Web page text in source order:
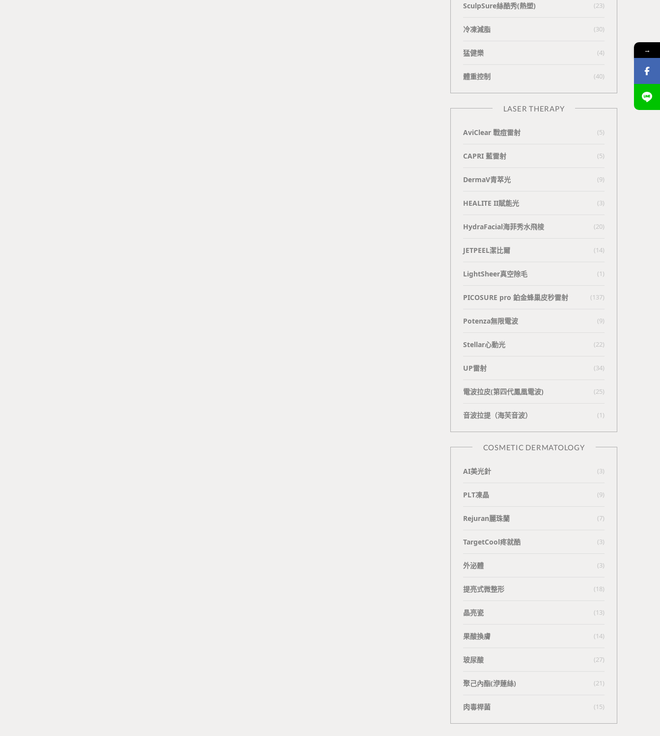
SculpSure絲酷秀(熱塑) (23)
冷凍減脂 (30)
猛健樂 (4)
體重控制 (40)
LASER THERAPY
AviClear 戰痘雷射 (5)
CAPRI 藍雷射 (5)
DermaV青萃光 (9)
HEALITE II賦能光 (3)
HydraFacial海菲秀水飛梭 (20)
JETPEEL潔比爾 (14)
LightSheer真空除毛 (1)
PICOSURE pro 鉑金蜂巢皮秒雷射 (137)
Potenza無限電波 (9)
Stellar心動光 (22)
UP雷射 (34)
電波拉皮(第四代鳳凰電波) (25)
⾳波拉提（海芙⾳波） (1)
COSMETIC DERMATOLOGY
AI美光針 (3)
PLT凍晶 (9)
Rejuran麗珠蘭 (7)
TargetCool疼就酷 (3)
外泌體 (3)
提亮式微整形 (18)
晶亮瓷 (13)
果酸換膚 (14)
玻尿酸 (27)
聚己內酯(洢蓮絲) (21)
肉毒桿菌 (15)
→